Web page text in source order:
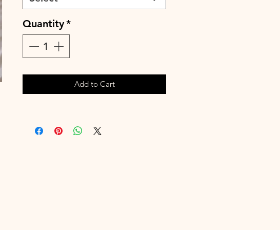
♡ Elle se porte aussi bien avec un jean, un
short ou une jupe fluide pour une allure
estivale et naturelle.
♡ Coupe pensée pour s’adapter à toutes
les morphologies
look en duo matchy matchy
♡ Confection artisanale dans notre atelier
au pays Basque.
Coupe fluide
Encolure droite
Quantity*
Add to Cart